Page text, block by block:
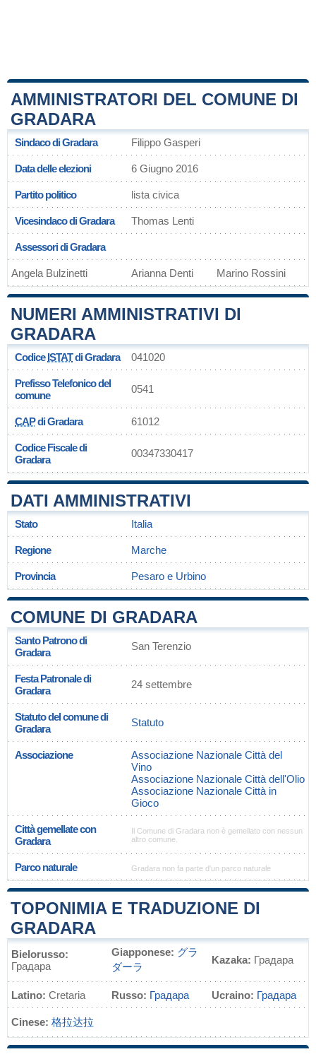
AMMINISTRATORI DEL COMUNE DI
GRADARA
Sindaco di Gradara Filippo Gasperi
Data delle elezioni 6 Giugno 2016
Partito politico lista civica
Vicesindaco di Gradara Thomas Lenti
Assessori di Gradara
Angela Bulzinetti Arianna Denti Marino Rossini
NUMERI AMMINISTRATIVI DI
GRADARA
CodiceISTATdi Gradara 041020
Prefisso Telefonico del
comune
0541
CAPdi Gradara 61012
Codice Fiscale di
Gradara
00347330417
DATI AMMINISTRATIVI
Stato Italia
Regione Marche
Provincia Pesaro e Urbino
COMUNE DI GRADARA
Santo Patrono di
Gradara
San Terenzio
Festa Patronale di
Gradara
24 settembre
Statuto del comune di
Gradara
Statuto
Associazione
Associazione Nazionale Città del
Vino
Associazione Nazionale Città dell'Olio
Associazione Nazionale Città in
Gioco
Città gemellate con
Gradara
Il Comune di Gradara non è gemellato con nessun
altro comune.
Parco naturale Gradara non fa parte d'un parco naturale
TOPONIMIA E TRADUZIONE DI
GRADARA
Bielorusso:
Градара
Giapponese: グラ
ダーラ
Kazaka: Градара
Latino: Cretaria Russo: Градара Ucraino: Градара
Cinese: 格拉达拉